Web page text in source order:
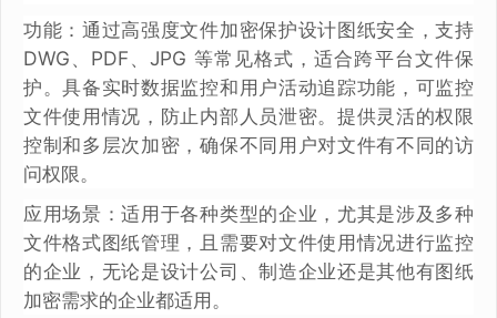
功能：通过高强度文件加密保护设计图纸安全，支持
DWG、PDF、JPG 等常见格式，适合跨平台文件保
护。具备实时数据监控和用户活动追踪功能，可监控
文件使用情况，防止内部人员泄密。提供灵活的权限
控制和多层次加密，确保不同用户对文件有不同的访
问权限。
应用场景：适用于各种类型的企业，尤其是涉及多种
文件格式图纸管理，且需要对文件使用情况进行监控
的企业，无论是设计公司、制造企业还是其他有图纸
加密需求的企业都适用。